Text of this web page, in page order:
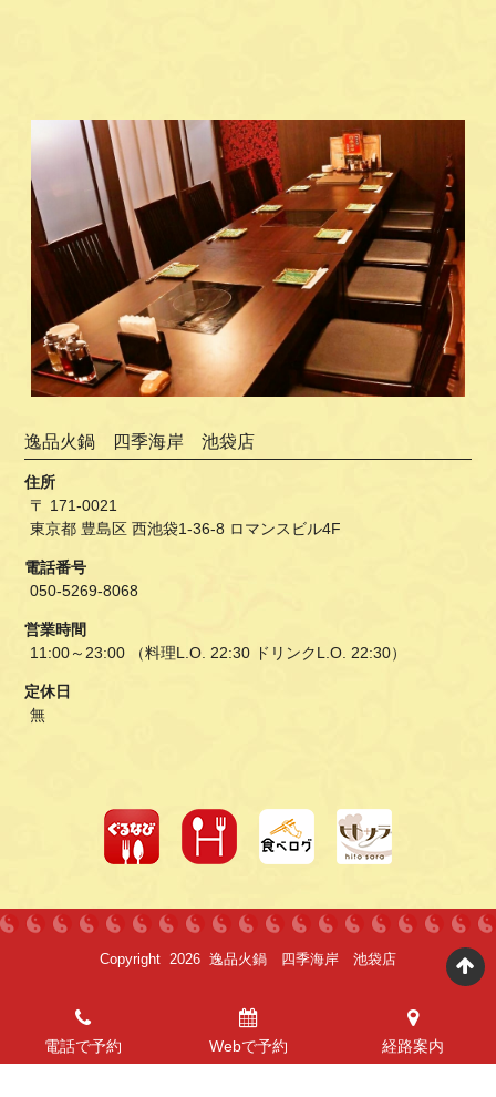
逸品火鍋 四季海岸 池袋店
住所
〒 171-0021
東京都 豊島区 西池袋1-36-8 ロマンスビル4F
電話番号
050-5269-8068
営業時間
11:00～23:00 （料理L.O. 22:30 ドリンクL.O. 22:30）
定休日
無
Copyright 2026 逸品火鍋 四季海岸 池袋店
電話で予約 Webで予約 経路案内